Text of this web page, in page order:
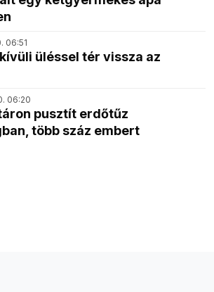
06:51
üléssel tér vissza az
06:20
pusztít erdőtűz
több száz embert